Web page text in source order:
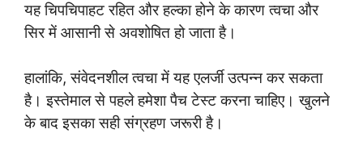
यह चिपचिपाहट रहित और हल्का होने के कारण त्वचा और
सिर में आसानी से अवशोषित हो जाता है।
हालांकि, संवेदनशील त्वचा में यह एलर्जी उत्पन्न कर सकता
है। इस्तेमाल से पहले हमेशा पैच टेस्ट करना चाहिए। खुलने
के बाद इसका सही संग्रहण जरूरी है।